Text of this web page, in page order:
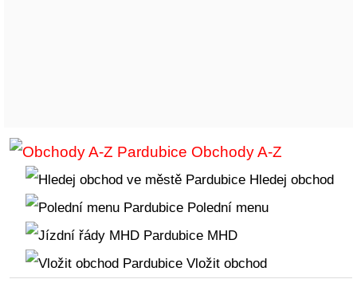
Obchody A-Z
Hledej obchod
Polední menu
MHD
Vložit obchod